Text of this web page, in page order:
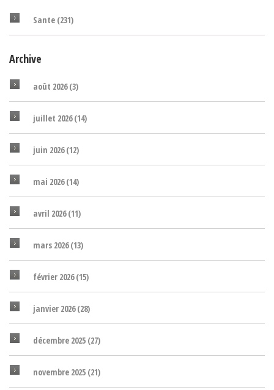
Sante (231)
Archive
août 2026(3)
juillet 2026(14)
juin 2026(12)
mai 2026(14)
avril 2026(11)
mars 2026(13)
février 2026(15)
janvier 2026(28)
décembre 2025 (27)
novembre 2025 (21)